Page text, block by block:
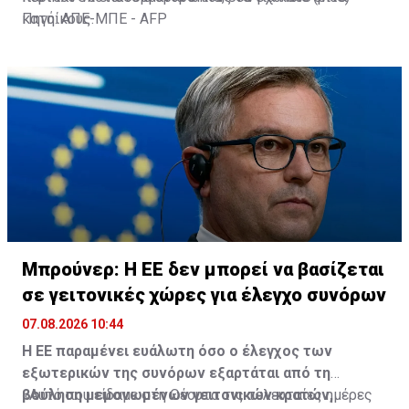
κατοίκους.
Πηγή: ΑΠΕ-ΜΠΕ - AFP
Μπρούνερ: Η ΕΕ δεν μπορεί να βασίζεται
σε γειτονικές χώρες για έλεγχο συνόρων
07.08.2026 10:44
Η ΕΕ παραμένει ευάλωτη όσο ο έλεγχος των
εξωτερικών της συνόρων εξαρτάται από τη
βούληση μεμονωμένων γειτονικών κρατών,
«Αυτό που είδαμε στη Θέουτα τις τελευταίες ημέρες